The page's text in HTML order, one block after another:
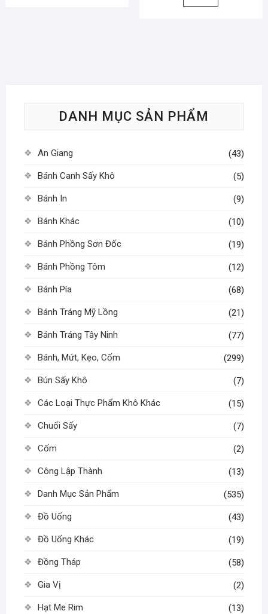
có
trên
được
chọn
trang
sản
phẩm
DANH MỤC SẢN PHẨM
An Giang (43)
Bánh Canh Sấy Khô (5)
Bánh In (9)
Bánh Khác (10)
Bánh Phồng Sơn Đốc (19)
Bánh Phồng Tôm (12)
Bánh Pía (68)
Bánh Tráng Mỹ Lồng (21)
Bánh Tráng Tây Ninh (77)
Bánh, Mứt, Kẹo, Cốm (299)
Bún Sấy Khô (7)
Các Loại Thực Phẩm Khô Khác (15)
Chuối Sấy (7)
Cốm (2)
Công Lập Thành (13)
Danh Mục Sản Phẩm (535)
Đồ Uống (43)
Đồ Uống Khác (19)
Đồng Tháp (58)
Gia Vị (2)
Hạt Me Rim (13)